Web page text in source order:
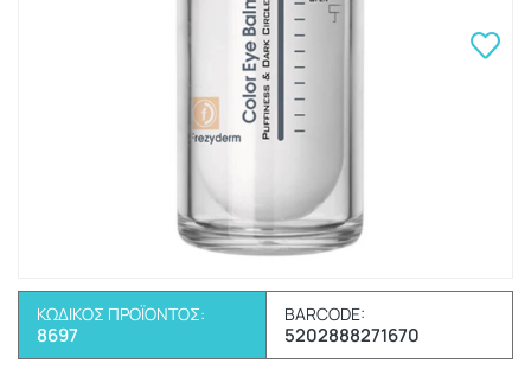
ΚΩΔΙΚΌΣ ΠΡΟΪΌΝΤΟΣ:
8697
BARCODE:
5202888271670